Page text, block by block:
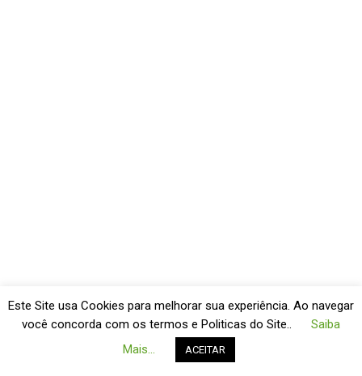
Este Site usa Cookies para melhorar sua experiência. Ao navegar
você concorda com os termos e Politicas do Site..
Saiba
Mais...
ACEITAR